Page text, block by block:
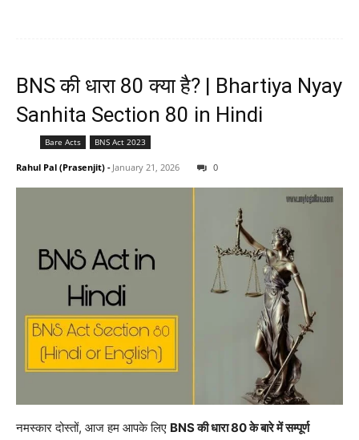
BNS की धारा 80 क्या है? | Bhartiya Nyay
Sanhita Section 80 in Hindi
Bare Acts BNS Act 2023
Rahul Pal (Prasenjit) - January 21, 2026 0
नमस्कार दोस्तों, आज हम आपके लिए BNS की धारा 80 के बारे में सम्पूर्ण